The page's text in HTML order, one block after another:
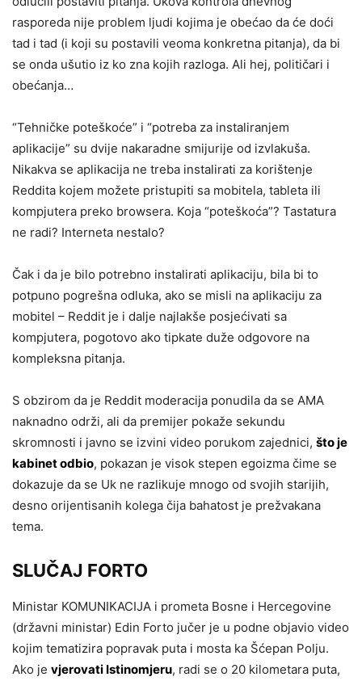
rasporeda nije problem ljudi kojima je obećao da će doći
tad i tad (i koji su postavili veoma konkretna pitanja), da bi
se onda ušutio iz ko zna kojih razloga. Ali hej, političari i
obećanja…
“Tehničke poteškoće” i “potreba za instaliranjem
aplikacije” su dvije nakaradne smijurije od izvlakuša.
Nikakva se aplikacija ne treba instalirati za korištenje
Reddita kojem možete pristupiti sa mobitela, tableta ili
kompjutera preko browsera. Koja “poteškoća”? Tastatura
ne radi? Interneta nestalo?
Čak i da je bilo potrebno instalirati aplikaciju, bila bi to
potpuno pogrešna odluka, ako se misli na aplikaciju za
mobitel – Reddit je i dalje najlakše posjećivati sa
kompjutera, pogotovo ako tipkate duže odgovore na
kompleksna pitanja.
S obzirom da je Reddit moderacija ponudila da se AMA
naknadno održi, ali da premijer pokaže sekundu
skromnosti i javno se izvini video porukom zajednici, što je
kabinet odbio, pokazan je visok stepen egoizma čime se
dokazuje da se Uk ne razlikuje mnogo od svojih starijih,
desno orijentisanih kolega čija bahatost je prežvakana
tema.
SLUČAJ FORTO
Ministar KOMUNIKACIJA i prometa Bosne i Hercegovine
(državni ministar) Edin Forto jučer je u podne objavio video
kojim tematizira popravak puta i mosta ka Šćepan Polju.
Ako je vjerovati Istinomjeru, radi se o 20 kilometara puta,